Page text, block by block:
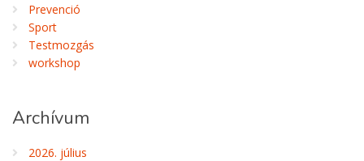
Prevenció
Sport
Testmozgás
workshop
Archívum
2026. július